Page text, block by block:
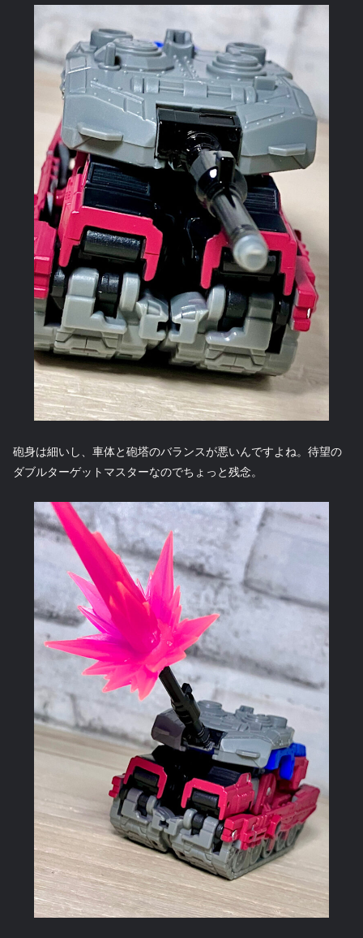
砲身は細いし、車体と砲塔のバランスが悪いんですよね。待望の
ダブルターゲットマスターなのでちょっと残念。